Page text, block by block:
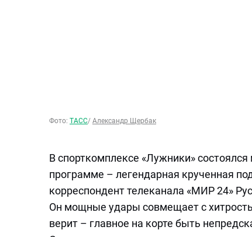
Фото: ТАСС/ Александр Щербак
В спорткомплексе «Лужники»
программе – легендарная крученная
корреспондент телеканала «МИР 24»
Он мощные удары совмещает с
верит – главное на корте быть